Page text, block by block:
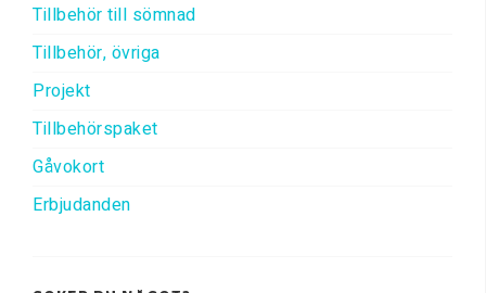
Tillbehör till sömnad
Tillbehör, övriga
Projekt
Tillbehörspaket
Gåvokort
Erbjudanden